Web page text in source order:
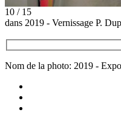
10 / 15
dans 2019 - Vernissage P.
Nom de la photo: 2019 -